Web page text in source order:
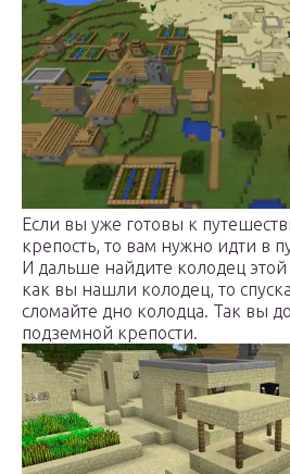
Если вы уже готовы к
крепость, то вам нужно идти в
И дальше найдите колодец
как вы нашли колодец, то
сломайте дно колодца. Так вы
подземной крепости.